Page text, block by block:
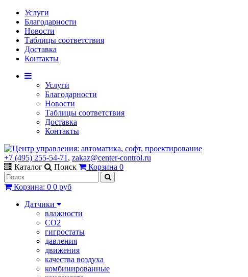
Услуги
Благодарности
Новости
Таблицы соответствия
Доставка
Контакты
Услуги
Благодарности
Новости
Таблицы соответствия
Доставка
Контакты
+7 (495) 255-54-71 , zakaz@center-control.ru
Каталог
Поиск Корзина 0
Корзина: 0 0 руб
Датчики
влажности
CO2
гигростаты
давления
движения
качества воздуха
комбинированные